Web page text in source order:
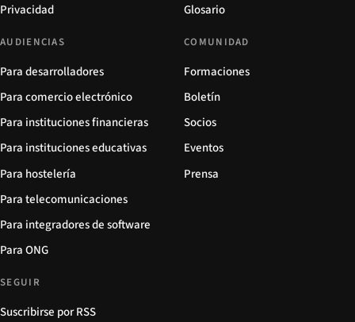
Privacidad
Glosario
AUDIENCIAS
Para desarrolladores
Para comercio electrónico
Para instituciones financieras
Para instituciones educativas
Para hostelería
Para telecomunicaciones
Para integradores de software
Para ONG
COMUNIDAD
Formaciones
Boletín
Socios
Eventos
Prensa
SEGUIR
Suscribirse por RSS